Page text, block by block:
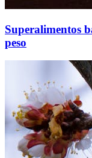
Superalimentos
peso